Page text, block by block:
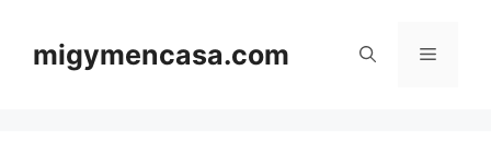
contenido
migymencasa.com Menú